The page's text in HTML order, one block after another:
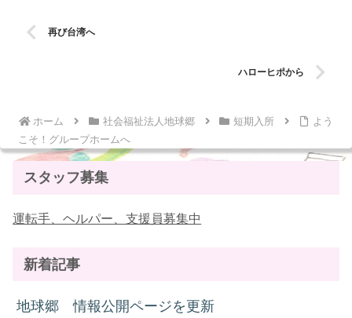
再び台湾へ
ハローヒポから
ホーム 社会福祉法人地球郷 短期入所
よう
こそ！グループホームへ
スタッフ募集
運転手、ヘルパー、支援員募集中
新着記事
地球郷 情報公開ページを更新